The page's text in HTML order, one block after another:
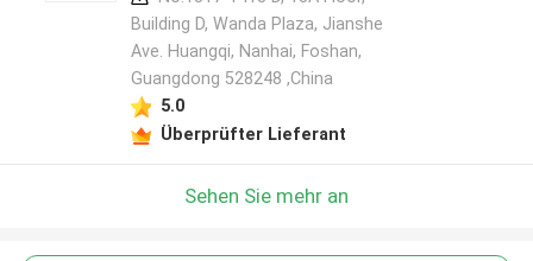
Building D, Wanda Plaza, Jianshe
Ave. Huangqi, Nanhai, Foshan,
Guangdong 528248 ,China
5.0
Überprüfter Lieferant
Sehen Sie mehr an